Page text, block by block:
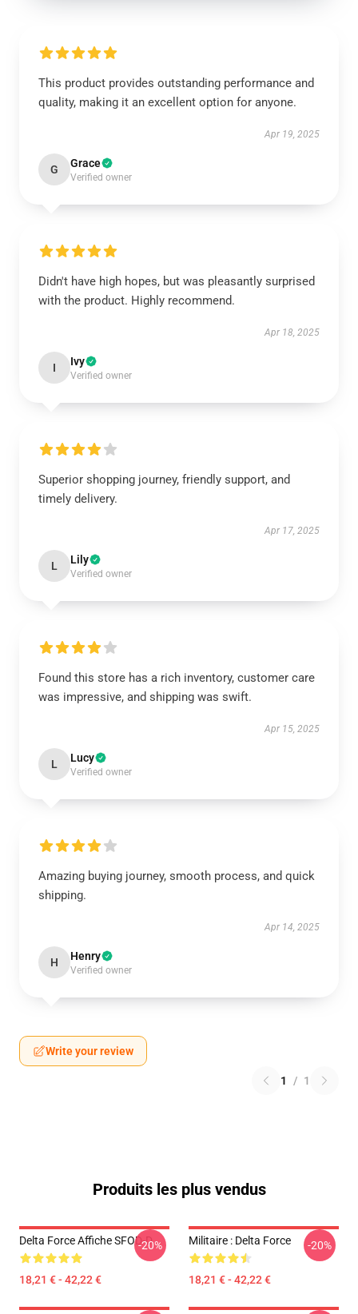
This product provides outstanding performance and
quality, making it an excellent option for anyone.
Apr 19, 2025
G Grace
Verified owner
Didn't have high hopes, but was pleasantly surprised
with the product. Highly recommend.
Apr 18, 2025
I Ivy
Verified owner
Superior shopping journey, friendly support, and
timely delivery.
Apr 17, 2025
L Lily
Verified owner
Found this store has a rich inventory, customer care
was impressive, and shipping was swift.
Apr 15, 2025
L Lucy
Verified owner
Amazing buying journey, smooth process, and quick
shipping.
Apr 14, 2025
H Henry
Verified owner
Write your review
1 / 1
Produits les plus vendus
Delta Force Affiche SFOD-D
18,21 € - 42,22 €
-20% Militaire : Delta Force
18,21 € - 42,22 €
-20%